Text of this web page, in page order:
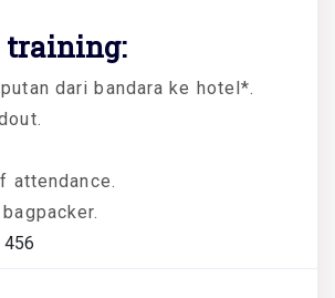
training:
dari bandara ke hotel*.
attendance.
bagpacker.
456